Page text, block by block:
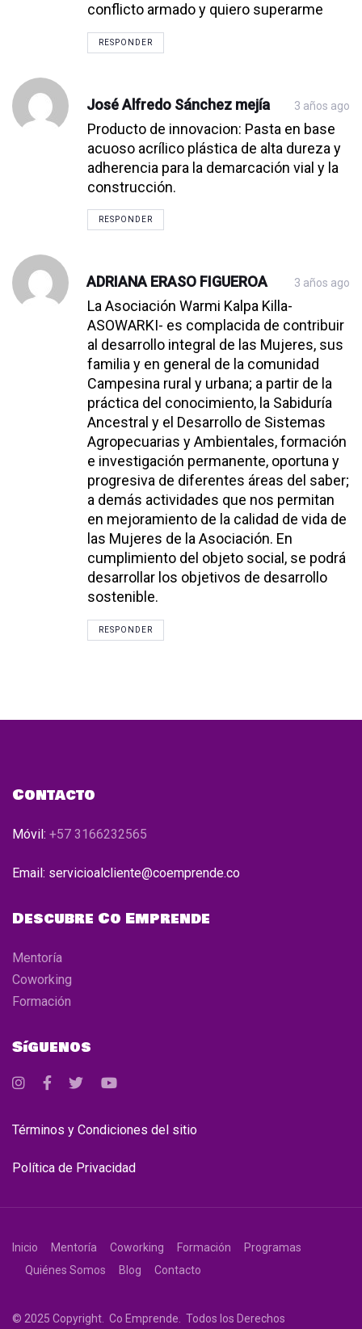
conflicto armado y quiero superarme
RESPONDER
José Alfredo Sánchez mejía 3 años ago
Producto de innovacion: Pasta en base
acuoso acrílico plástica de alta dureza y
adherencia para la demarcación vial y la
construcción.
RESPONDER
ADRIANA ERASO FIGUEROA 3 años ago
La Asociación Warmi Kalpa Killa-
ASOWARKI- es complacida de contribuir
al desarrollo integral de las Mujeres, sus
familia y en general de la comunidad
Campesina rural y urbana; a partir de la
práctica del conocimiento, la Sabiduría
Ancestral y el Desarrollo de Sistemas
Agropecuarias y Ambientales, formación
e investigación permanente, oportuna y
progresiva de diferentes áreas del saber;
a demás actividades que nos permitan
en mejoramiento de la calidad de vida de
las Mujeres de la Asociación. En
cumplimiento del objeto social, se podrá
desarrollar los objetivos de desarrollo
sostenible.
RESPONDER
Contacto
Móvil: +57 3166232565
Email: servicioalcliente@coemprende.co
Descubre Co Emprende
Mentoría
Coworking
Formación
Síguenos
Términos y Condiciones del sitio
Política de Privacidad
Inicio Mentoría Coworking Formación
Programas
Quiénes Somos
Blog Contacto
© 2025 Copyright. Co Emprende. Todos los Derechos